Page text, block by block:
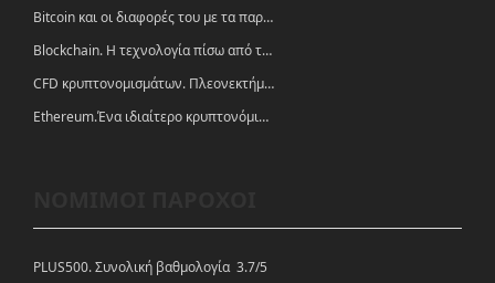
Bitcoin και οι διαφορές του με τα παραδοσιακά νομίσματα
Blockchain. Η τεχνολογία πίσω από τα κρυπτονομίσματα
CFD κρυπτονομισμάτων. Πλεονεκτήματα και ευκαιρίες
Ethereum.Ένα ιδιαίτερο κρυπτονόμισμα-πλατφόρμα
PLUS500. Συνολική βαθμολογία 3.7/5